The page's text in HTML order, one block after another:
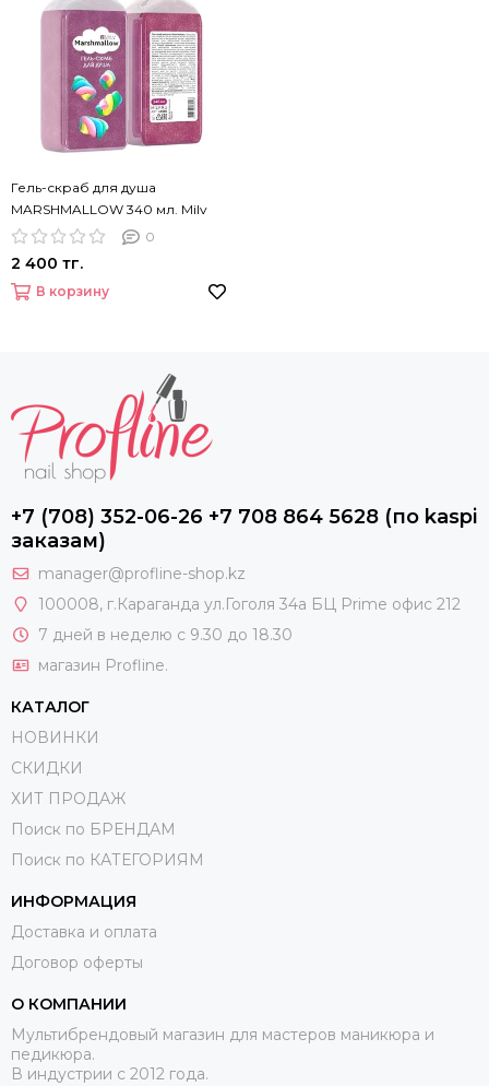
Гель-скраб для душа
MARSHMALLOW 340 мл. Milv
0
2 400 тг.
В корзину
+7 (708) 352-06-26 +7 708 864 5628 (по kaspi
заказам)
manager@profline-shop.kz
100008, г.Караганда ул.Гоголя 34а БЦ Prime офис 212
7 дней в неделю с 9.30 до 18.30
магазин Profline.
КАТАЛОГ
НОВИНКИ
СКИДКИ
ХИТ ПРОДАЖ
Поиск по БРЕНДАМ
Поиск по КАТЕГОРИЯМ
ИНФОРМАЦИЯ
Доставка и оплата
Договор оферты
О КОМПАНИИ
Мультибрендовый магазин для мастеров маникюра и
педикюра.
В индустрии с 2012 года.